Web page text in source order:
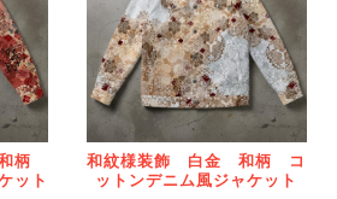
柄
ット
和紋様装飾 白金 和柄 コ
ットンデニム風ジャケット